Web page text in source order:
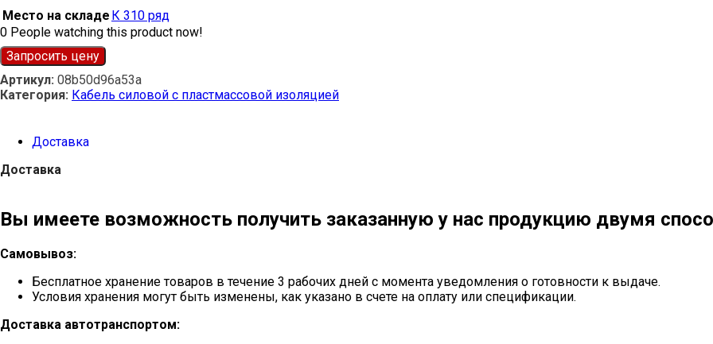
Место на складе К 310 ряд
0 People watching this product now!
Запросить цену
Артикул: 08b50d96a53a
Категория: Кабель силовой с пластмассовой изоляцией
Доставка
Доставка
Вы имеете возможность получить заказанную у нас продукцию двумя
Самовывоз:
Бесплатное хранение товаров в течение 3 рабочих дней с момента уведомления о готовности к выдаче.
Условия хранения могут быть изменены, как указано в счете на оплату или спецификации.
Доставка автотранспортом: